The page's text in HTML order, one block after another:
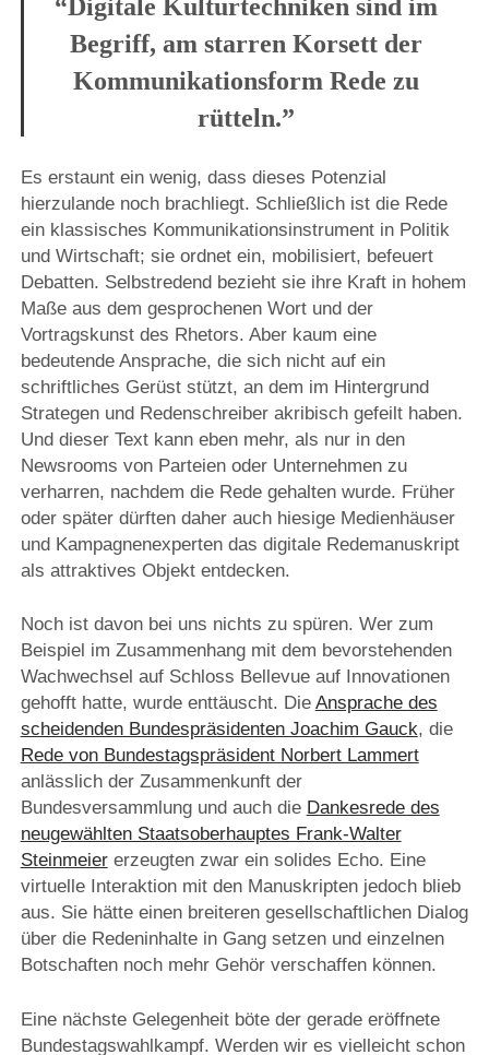
“Digitale Kulturtechniken sind im
Begriff, am starren Korsett der
Kommunikationsform Rede zu
rütteln.”
Es erstaunt ein wenig, dass dieses Potenzial
hierzulande noch brachliegt. Schließlich ist die Rede
ein klassisches Kommunikationsinstrument in Politik
und Wirtschaft; sie ordnet ein, mobilisiert, befeuert
Debatten. Selbstredend bezieht sie ihre Kraft in hohem
Maße aus dem gesprochenen Wort und der
Vortragskunst des Rhetors. Aber kaum eine
bedeutende Ansprache, die sich nicht auf ein
schriftliches Gerüst stützt, an dem im Hintergrund
Strategen und Redenschreiber akribisch gefeilt haben.
Und dieser Text kann eben mehr, als nur in den
Newsrooms von Parteien oder Unternehmen zu
verharren, nachdem die Rede gehalten wurde. Früher
oder später dürften daher auch hiesige Medienhäuser
und Kampagnenexperten das digitale Redemanuskript
als attraktives Objekt entdecken.
Noch ist davon bei uns nichts zu spüren. Wer zum
Beispiel im Zusammenhang mit dem bevorstehenden
Wachwechsel auf Schloss Bellevue auf Innovationen
gehofft hatte, wurde enttäuscht. Die Ansprache des
scheidenden Bundespräsidenten Joachim Gauck, die
Rede von Bundestagspräsident Norbert Lammert
anlässlich der Zusammenkunft der
Bundesversammlung und auch die Dankesrede des
neugewählten Staatsoberhauptes Frank-Walter
Steinmeiererzeugten zwar ein solides Echo. Eine
virtuelle Interaktion mit den Manuskripten jedoch blieb
aus. Sie hätte einen breiteren gesellschaftlichen Dialog
über die Redeninhalte in Gang setzen und einzelnen
Botschaften noch mehr Gehör verschaffen können.
Eine nächste Gelegenheit böte der gerade eröffnete
Bundestagswahlkampf. Werden wir es vielleicht schon